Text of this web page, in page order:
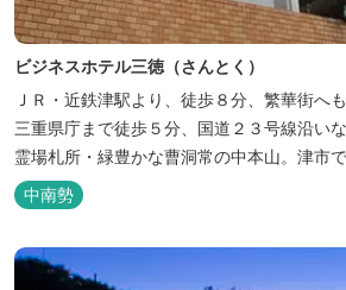
ビジネスホテル三徳（さんとく）
ＪＲ・近鉄津駅より、徒歩８分、繁華街へ
三重県庁まで徒歩５分、国道２３号線沿い
霊場札所・緑豊かな曹洞常の中本山。津市
る塔世山四天王寺があります。
中南勢